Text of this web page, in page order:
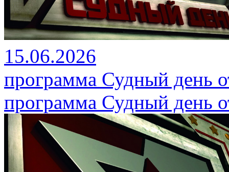
15.06.2026
программа Судный день
программа Судный день